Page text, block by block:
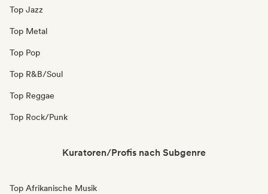
Top Jazz
Top Metal
Top Pop
Top R&B/Soul
Top Reggae
Top Rock/Punk
Kuratoren/Profis nach Subgenre
Top Afrikanische Musik